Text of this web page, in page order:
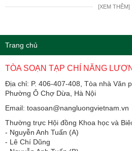
[XEM THÊM]
Trang chủ
TÒA SOẠN TẠP CHÍ NĂNG
Địa chỉ: P. 406-407-408, Tòa nhà Văn
Phường Ô Chợ Dừa, Hà Nội
Email: toasoan@nangluongvietnam.vn
Thường trực Hội đồng Khoa học và
​​​​​​- Nguyễn Anh Tuấn (A)
- Lê Chí Dũng